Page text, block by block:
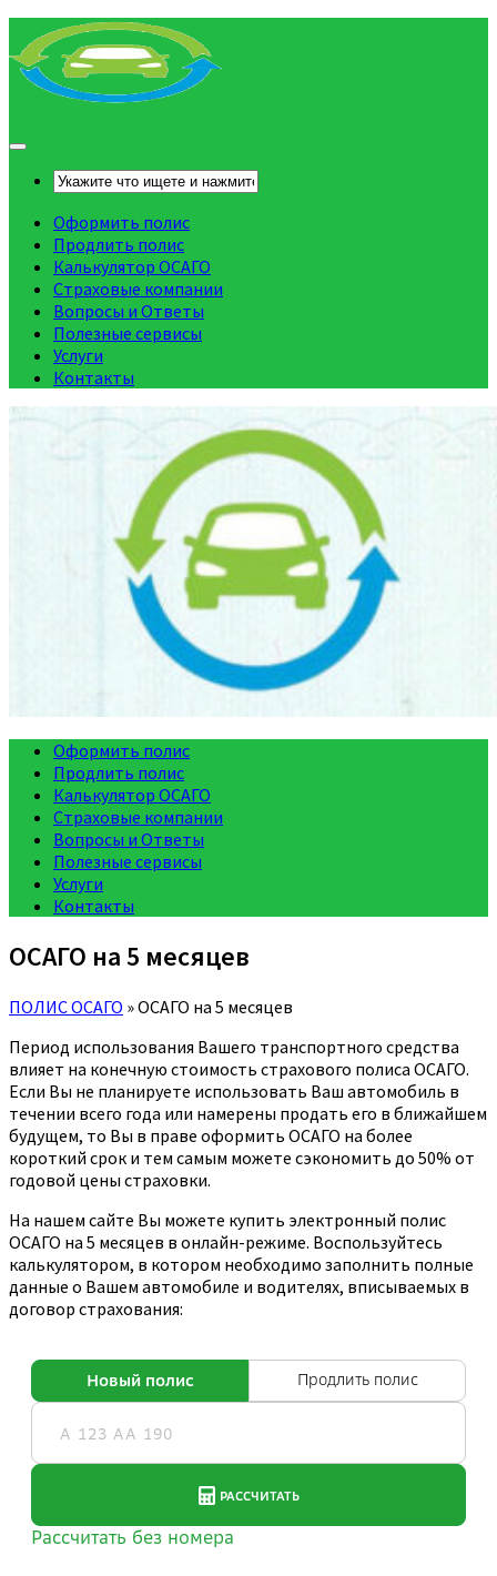
Оформить полис
Продлить полис
Калькулятор ОСАГО
Страховые компании
Вопросы и Ответы
Полезные сервисы
Услуги
Контакты
Оформить полис
Продлить полис
Калькулятор ОСАГО
Страховые компании
Вопросы и Ответы
Полезные сервисы
Услуги
Контакты
ОСАГО на 5 месяцев
ПОЛИС ОСАГО »ОСАГО на 5 месяцев
Период использования Вашего транспортного средства
влияет на конечную стоимость страхового полиса ОСАГО.
Если Вы не планируете использовать Ваш автомобиль в
течении всего года или намерены продать его в ближайшем
будущем, то Вы в праве оформить ОСАГО на более
короткий срок и тем самым можете сэкономить до 50% от
годовой цены страховки.
На нашем сайте Вы можете купить электронный полис
ОСАГО на 5 месяцев в онлайн-режиме. Воспользуйтесь
калькулятором, в котором необходимо заполнить полные
данные о Вашем автомобиле и водителях, вписываемых в
договор страхования: